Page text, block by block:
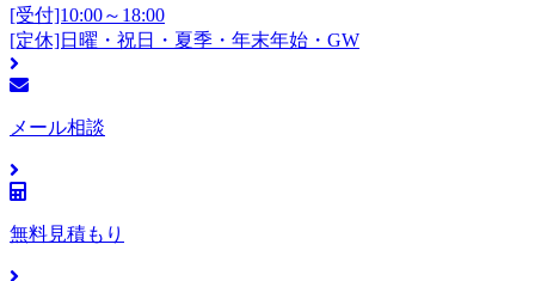
[受付]10:00～18:00
[定休]日曜・祝日・夏季・年末年始・GW
メール相談
無料見積もり